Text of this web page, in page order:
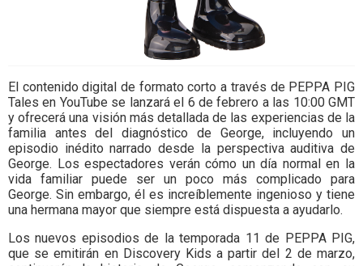
El contenido digital de formato corto a través de PEPPA PIG
Tales en YouTube se lanzará el 6 de febrero a las 10:00 GMT
y ofrecerá una visión más detallada de las experiencias de la
familia antes del diagnóstico de George, incluyendo un
episodio inédito narrado desde la perspectiva auditiva de
George. Los espectadores verán cómo un día normal en la
vida familiar puede ser un poco más complicado para
George. Sin embargo, él es increíblemente ingenioso y tiene
una hermana mayor que siempre está dispuesta a ayudarlo.
Los nuevos episodios de la temporada 11 de PEPPA PIG,
que se emitirán en Discovery Kids a partir del 2 de marzo,